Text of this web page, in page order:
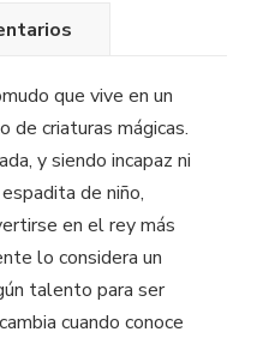
que vive en un
criaturas mágicas.
y siendo incapaz ni
de niño,
en el rey más
lo considera un
talento para ser
cuando conoce